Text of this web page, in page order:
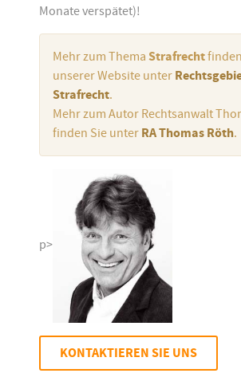
Monate verspätet)!
Mehr zum Thema Strafrecht
unserer Website unter
Strafrecht.
Mehr zum Autor Rechtsanwalt
finden Sie unter RA Thomas Röth.
p>
KONTAKTIEREN SIE UNS